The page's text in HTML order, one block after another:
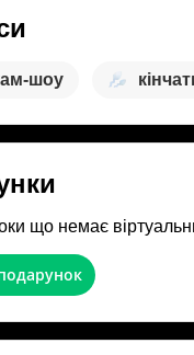
шоу
що немає